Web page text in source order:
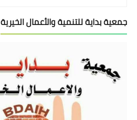
جمعية بداية للتنمية والأعمال الخيرية